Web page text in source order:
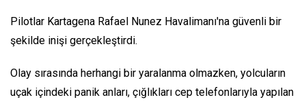
Pilotlar Kartagena Rafael Nunez Havalimanı'na güvenli bir
şekilde inişi gerçekleştirdi.
Olay sırasında herhangi bir yaralanma olmazken, yolcuların
uçak içindeki panik anları, çığlıkları cep telefonlarıyla yapılan